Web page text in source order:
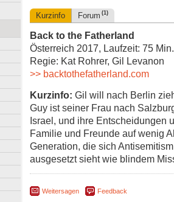
Kurzinfo Forum (1)
Back to the Fatherland
Österreich 2017, Laufzeit: 75 Min.
Regie: Kat Rohrer, Gil Levanon
>> backtothefatherland.com
Kurzinfo: Gil will nach Berlin
Guy ist seiner Frau nach
Israel, und ihre Entscheidungen
Familie und Freunde auf wenig
Generation, die sich
ausgesetzt sieht wie blindem
Weitersagen Feedback